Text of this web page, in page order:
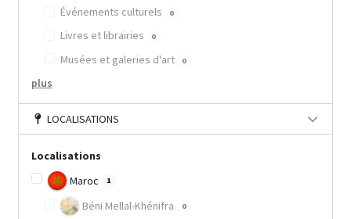
Événements culturels 0
Livres et librairies 0
Musées et galeries d'art 0
plus
LOCALISATIONS
Localisations
Maroc
1
Béni Mellal-Khénifra 0